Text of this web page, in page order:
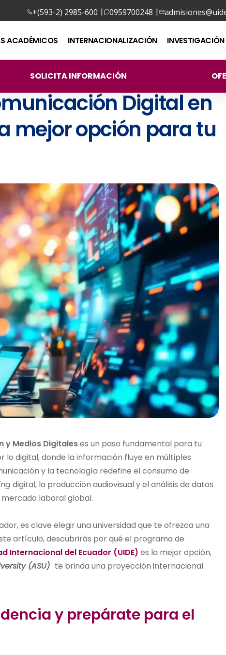
+(593-2) 2985-600 | 0959700248 |
ACADÉMICOS INTERNACIONALIZACIÓN INVESTIGACIÓN
SOLICITA INFORMACIÓN
Digital en
mejor opción para tu
y Medios Digitaleses un paso fundamental para tu
lo digital, donde la información fluye en múltiples
y la tecnología redefine el consumo de
digital, la producción audiovisual y el análisis de datos
laboral global.
es clave elegir una universidad que te ofrezca una
artículo, descubrirás por qué el programa de
Internacional del Ecuador (UIDE) es la mejor opción,
(ASU) te brinda una proyección internacional
y prepárate para el